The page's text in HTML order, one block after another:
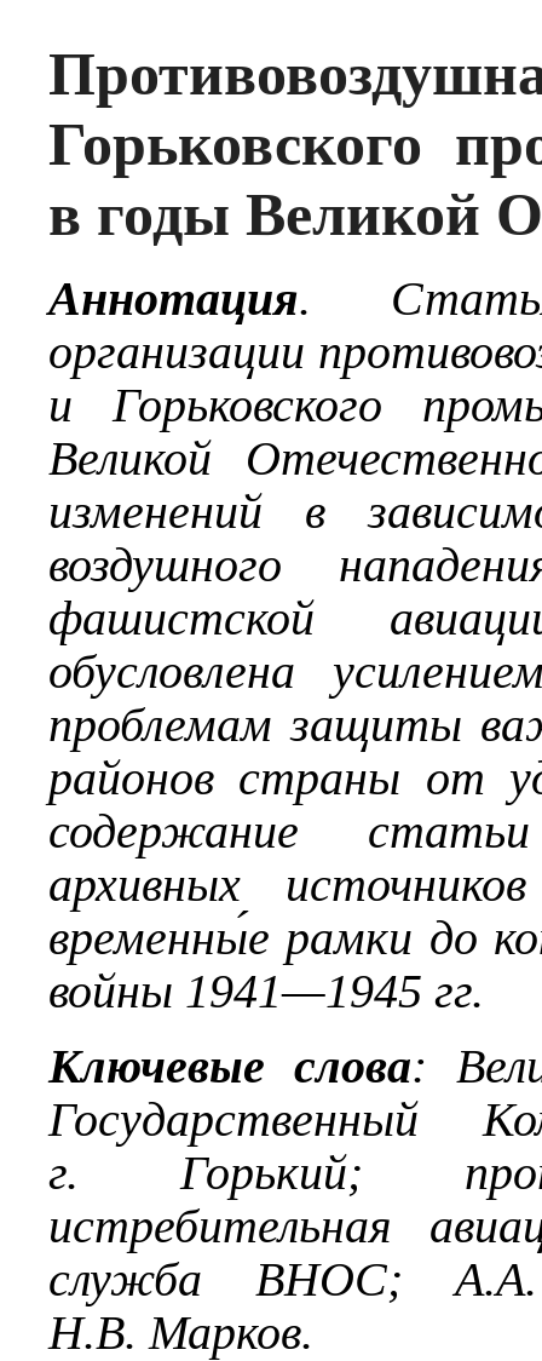
Горьковского
в годы Великой
Аннотация.
организации
и Горьковского
Великой
изменений в
воздушного
фашистской
обусловлена
проблемам защиты
районов страны от
содержание
архивных
временны́е рамки до
войны 1941—1945 гг.
Ключевые слова:
Государственный
г. Горький;
истребительная
служба ВНОС;
Н.В. Марков.